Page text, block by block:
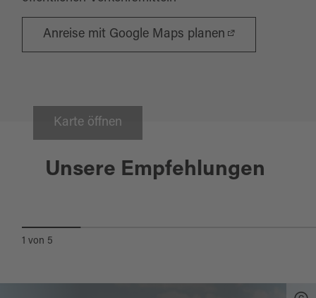
Anreise mit Google Maps planen
Karte öffnen
Unsere Empfehlungen
Thanstein
WALLFAHRTSKAPELLE
1 von 5